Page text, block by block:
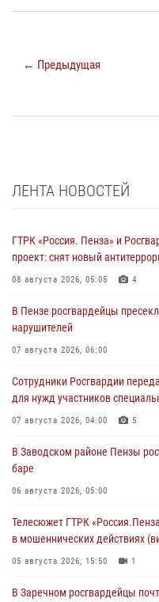
← Предыдущая
ЛЕНТА НОВОСТЕЙ
ГТРК «Россия. Пенза» и
проект: снят новый
08 августа 2026, 05:05 4
В Пензе росгвардейцы
нарушителей
07 августа 2026, 06:00
Сотрудники Росгвардии
для нужд участников
07 августа 2026, 04:00 5
В Заводском районе Пензы
баре
06 августа 2026, 05:00
Телесюжет ГТРК
в мошеннических действиях
05 августа 2026, 15:50 1
В Заречном росгвардейцы